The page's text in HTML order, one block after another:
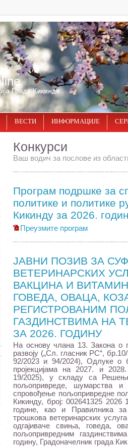
ВЕСТИ ИНФОРМАЦИЈЕ
Конкурси
Ваш водич за послове из
Програм подршке за
политике и политике
Кикинду за 2026.
Преузмите програм
ЈАВНИ ПОЗИВ ЗА
ВЕТЕРИНАРСКИХ
ВАКЦИНА И
ГОВЕДА, ОВАЦА,
РЕГИСТРОВАНИМ
ГАЗДИНСТВИМА НА
ЗА 2026. ГОДИНУ
На основу члана 13. Закона о
развоју („Сл. гласник РС“,
92/2023 и 94/2024), Одлуке о
пројекцијама на 2027. и
19/2025), у складу са
пољопривреде, шумарства
спровођење пољопривредне
Кикинду, број: 002641325
године, као и Правилника
трошкова ветеринарских
одгајиваче свиња, говеда,
пољопривредним
годину, Градоначелник града